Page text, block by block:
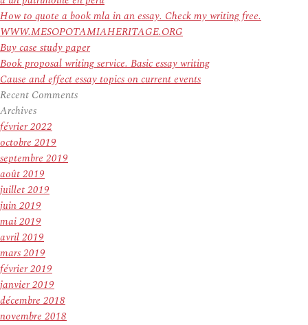
How to quote a book mla in an essay. Check my writing free.
WWW.MESOPOTAMIAHERITAGE.ORG
Buy case study paper
Book proposal writing service. Basic essay writing
Cause and effect essay topics on current events
Recent Comments
Archives
février 2022
octobre 2019
septembre 2019
août 2019
juillet 2019
juin 2019
mai 2019
avril 2019
mars 2019
février 2019
janvier 2019
décembre 2018
novembre 2018